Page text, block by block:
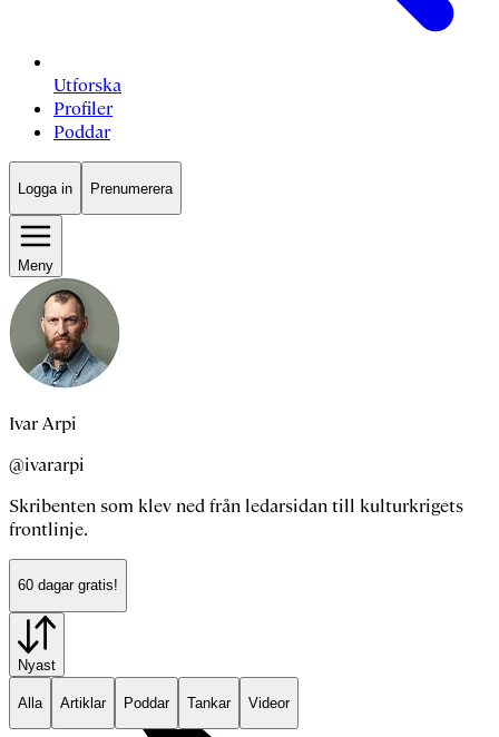
Utforska
Profiler
Poddar
Logga in Prenumerera
Meny
Ivar Arpi
@ivararpi
Skribenten som klev ned från ledarsidan till kulturkrigets
frontlinje.
60 dagar gratis!
Nyast
Alla Artiklar Poddar Tankar Videor